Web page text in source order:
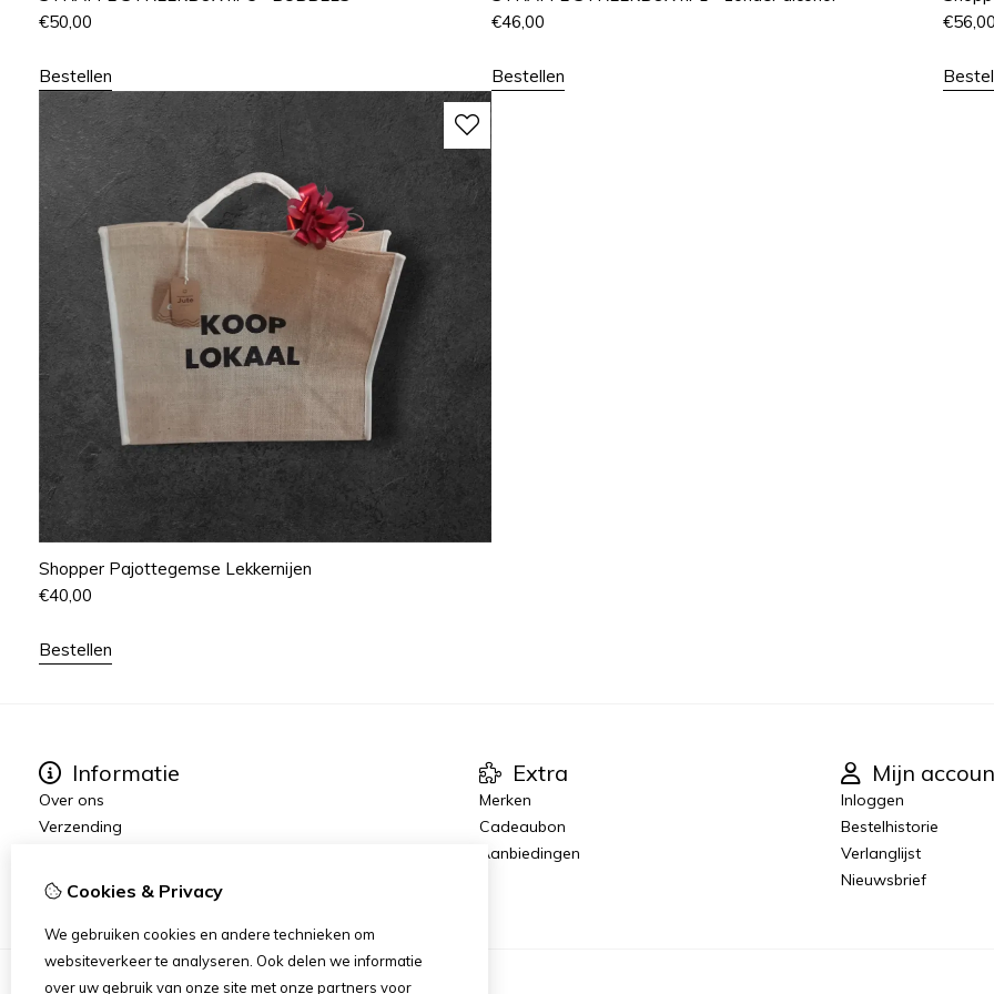
€50,00
Bestellen
€46,00
Bestellen
€56,00
Shopper Pajottegemse Lekkernijen
€40,00
Bestellen
Informatie
Over ons
Verzending
Algemene voorwaarden
Extra
Merken
Cadeaubon
Aanbiedingen
Mijn
Inloggen
Bestelhistorie
Verlanglijst
Nieuwsbrief
Cookies & Privacy
We gebruiken cookies en andere technieken om
websiteverkeer te analyseren. Ook delen we informatie
over uw gebruik van onze site met onze partners voor